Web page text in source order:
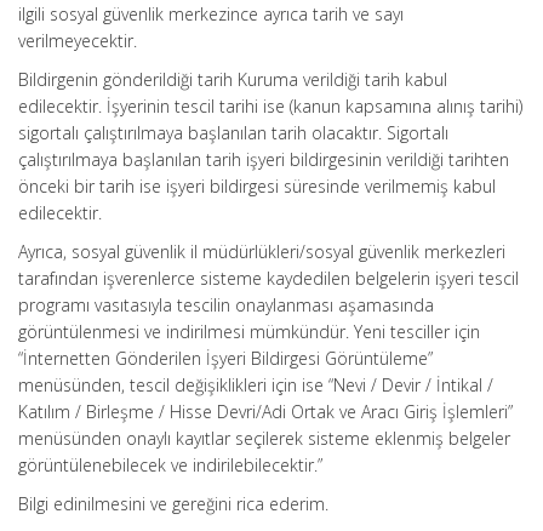
ilgili sosyal güvenlik merkezince ayrıca tarih ve sayı
verilmeyecektir.
Bildirgenin gönderildiği tarih Kuruma verildiği tarih kabul
edilecektir. İşyerinin tescil tarihi ise (kanun kapsamına alınış tarihi)
sigortalı çalıştırılmaya başlanılan tarih olacaktır. Sigortalı
çalıştırılmaya başlanılan tarih işyeri bildirgesinin verildiği tarihten
önceki bir tarih ise işyeri bildirgesi süresinde verilmemiş kabul
edilecektir.
Ayrıca, sosyal güvenlik il müdürlükleri/sosyal güvenlik merkezleri
tarafından işverenlerce sisteme kaydedilen belgelerin işyeri tescil
programı vasıtasıyla tescilin onaylanması aşamasında
görüntülenmesi ve indirilmesi mümkündür. Yeni tesciller için
“İnternetten Gönderilen İşyeri Bildirgesi Görüntüleme”
menüsünden, tescil değişiklikleri için ise “Nevi / Devir / İntikal /
Katılım / Birleşme / Hisse Devri/Adi Ortak ve Aracı Giriş İşlemleri”
menüsünden onaylı kayıtlar seçilerek sisteme eklenmiş belgeler
görüntülenebilecek ve indirilebilecektir.”
Bilgi edinilmesini ve gereğini rica ederim.